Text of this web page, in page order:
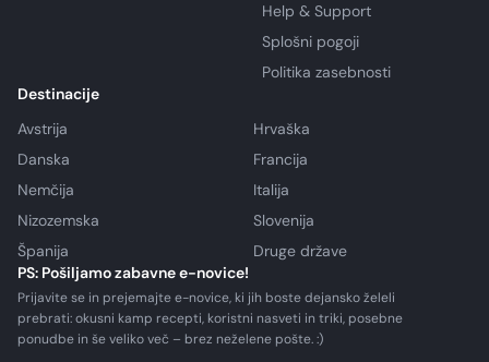
Help & Support
Splošni pogoji
Politika zasebnosti
Destinacije
Avstrija
Hrvaška
Danska
Francija
Nemčija
Italija
Nizozemska
Slovenija
Španija
Druge države
PS: Pošiljamo zabavne e-novice!
Prijavite se in prejemajte e-novice, ki jih boste dejansko želeli
prebrati: okusni kamp recepti, koristni nasveti in triki, posebne
ponudbe in še veliko več – brez neželene pošte. :)